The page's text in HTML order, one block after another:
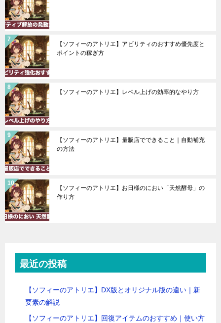
【ソフィーのアトリエ】アビリティのおすすめ優先度と
ポイントの稼ぎ方
【ソフィーのアトリエ】レベル上げの効率的なやり方
【ソフィーのアトリエ】量販店でできること｜自動補充
の方法
【ソフィーのアトリエ】お日様のにおい「天然酵母」の
作り方
最近の投稿
【ソフィーのアトリエ】DX版とオリジナル版の違い｜新
要素の解説
【ソフィーのアトリエ】回復アイテムのおすすめ｜使い方